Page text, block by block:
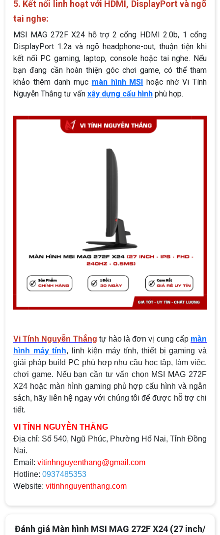
5. Kết nối linh hoạt với HDMI, DisplayPort và ngõ
tai nghe:
MSI MAG 272F X24 hỗ trợ 2 cổng HDMI 2.0b, 1 cổng
DisplayPort 1.2a và ngõ headphone-out, thuận tiện khi
kết nối PC gaming, laptop, console hoặc tai nghe. Nếu
bạn đang cần hoàn thiện góc chơi game, có thể tham
khảo thêm danh mụcmàn hình MSIhoặc nhờ Vi Tính
Vi Tính Nguyễn Thắngtự hào là đơn vị cung cấpmàn
hình máy tính , linh kiện máy tính, thiết bị gaming và
giải pháp build PC phù hợp nhu cầu học tập, làm việc,
chơi game. Nếu bạn cần tư vấn chọn MSI MAG 272F
X24 hoặc màn hình gaming phù hợp cấu hình và ngân
sách, hãy liên hệ ngay với chúng tôi để được hỗ trợ chi
tiết.
VI TÍNH NGUYỄN THẮNG
Địa chỉ:
Nai.
Email:vitinhnguyenthang@gmail.com
Hotline:0937485353